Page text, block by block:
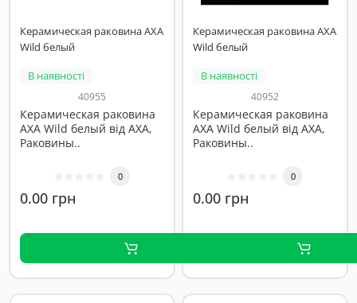
Керамическая раковина AXA
Wild белый
В наявності
40955
Керамическая раковина
AXA Wild белый від AXA,
Раковины..
0
0.00 грн
Керамическая раковина AXA
Wild белый
В наявності
40952
Керамическая раковина
AXA Wild белый від AXA,
Раковины..
0
0.00 грн